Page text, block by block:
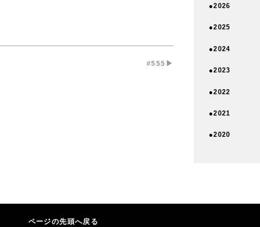
#555▶︎
●2026
●2025
●2024
●2023
●2022
●2021
●2020
ページの先頭へ戻る